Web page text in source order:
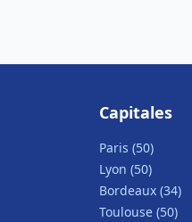
Capitales
Paris (50)
Lyon (50)
Bordeaux (34)
Toulouse (50)